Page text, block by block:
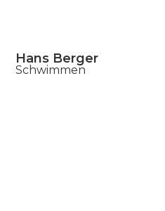
Hans Berger
Schwimmen